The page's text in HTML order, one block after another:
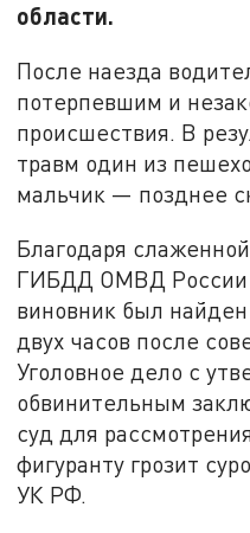
области.
После наезда
потерпевшим и
происшествия. В
травм один из
мальчик — позднее
Благодаря
ГИБДД ОМВД России
виновник был
двух часов после
Уголовное дело с
обвинительным
суд для
фигуранту грозит
УК РФ.